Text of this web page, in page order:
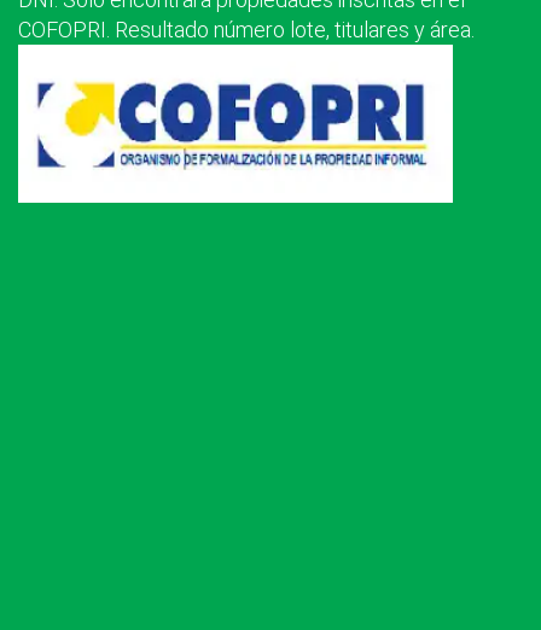
COFOPRI. Resultado número lote, titulares y área.